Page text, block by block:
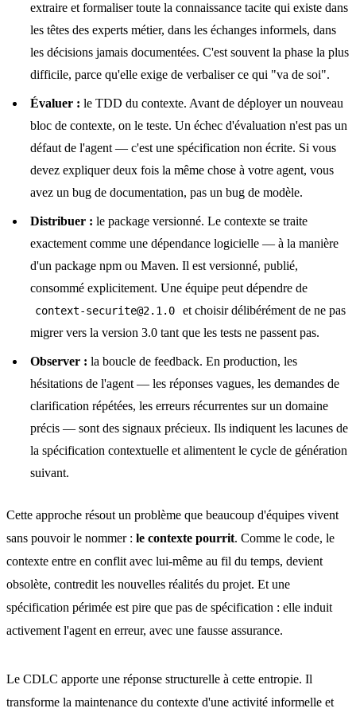
extraire et formaliser toute la connaissance tacite qui existe dans
les têtes des experts métier, dans les échanges informels, dans
les décisions jamais documentées. C'est souvent la phase la plus
difficile, parce qu'elle exige de verbaliser ce qui "va de soi".
Évaluer : le TDD du contexte. Avant de déployer un nouveau
bloc de contexte, on le teste. Un échec d'évaluation n'est pas un
défaut de l'agent — c'est une spécification non écrite. Si vous
devez expliquer deux fois la même chose à votre agent, vous
avez un bug de documentation, pas un bug de modèle.
Distribuer : le package versionné. Le contexte se traite
exactement comme une dépendance logicielle — à la manière
d'un package npm ou Maven. Il est versionné, publié,
consommé explicitement. Une équipe peut dépendre de
context-securite@2.1.0
et choisir délibérément de ne pas
migrer vers la version 3.0 tant que les tests ne passent pas.
Observer : la boucle de feedback. En production, les
hésitations de l'agent — les réponses vagues, les demandes de
clarification répétées, les erreurs récurrentes sur un domaine
précis — sont des signaux précieux. Ils indiquent les lacunes de
la spécification contextuelle et alimentent le cycle de génération
suivant.
Cette approche résout un problème que beaucoup d'équipes vivent
sans pouvoir le nommer : le contexte pourrit. Comme le code, le
contexte entre en conflit avec lui-même au fil du temps, devient
obsolète, contredit les nouvelles réalités du projet. Et une
spécification périmée est pire que pas de spécification : elle induit
activement l'agent en erreur, avec une fausse assurance.
Le CDLC apporte une réponse structurelle à cette entropie. Il
transforme la maintenance du contexte d'une activité informelle et